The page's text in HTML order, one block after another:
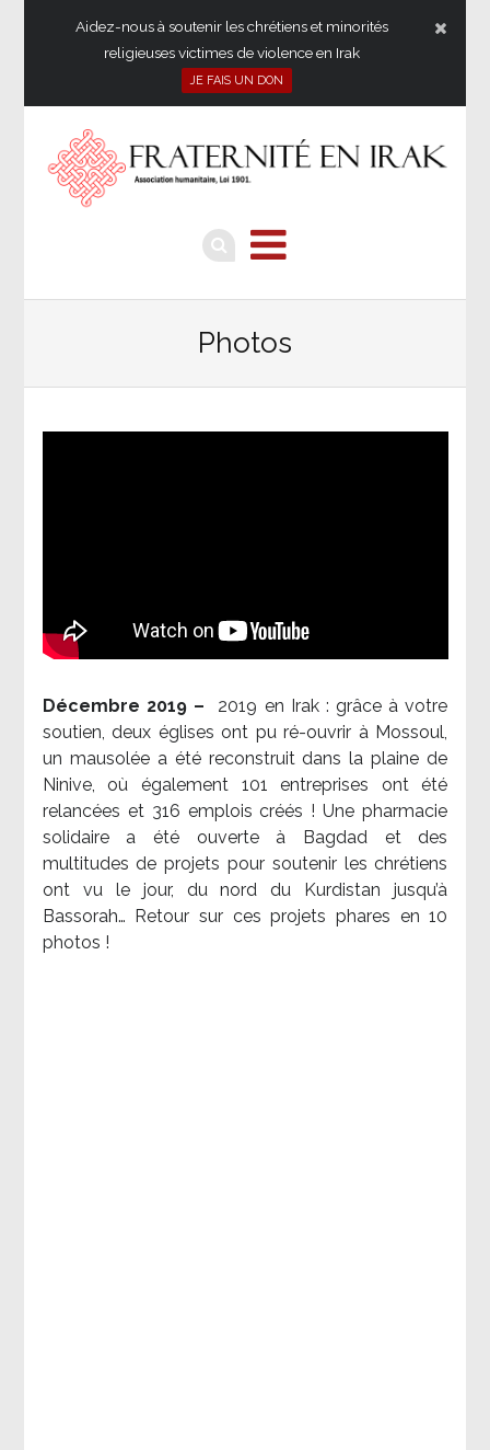
Aidez-nous à soutenir les chrétiens et minorités
religieuses victimes de violence en Irak
JE FAIS UN DON
Photos
Décembre 2019 – 2019 en Irak : grâce à votre
soutien, deux églises ont pu ré-ouvrir à Mossoul,
un mausolée a été reconstruit dans la plaine de
Ninive, où également 101 entreprises ont été
relancées et 316 emplois créés ! Une pharmacie
solidaire a été ouverte à Bagdad et des
multitudes de projets pour soutenir les chrétiens
ont vu le jour, du nord du Kurdistan jusqu’à
Bassorah… Retour sur ces projets phares en 10
photos !